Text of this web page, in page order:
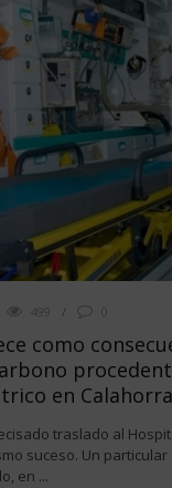
499
como
en Calahorra
traslado al
suceso. Un particular
en ...